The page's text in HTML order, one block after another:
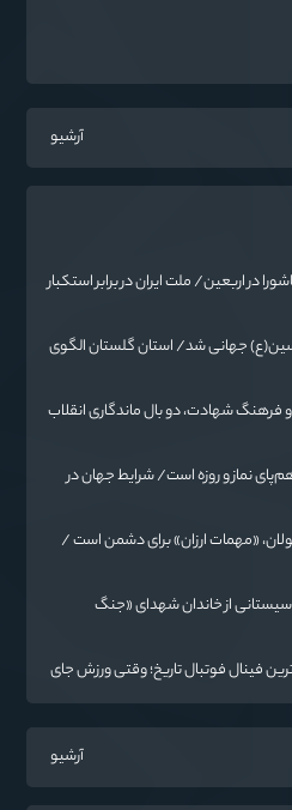
آرشیو
در اربعین/ ملت ایران در برابر استکبار
جهانی شد/ استان گلستان الگوی
فرهنگ شهادت، دو بال ماندگاری انقلاب
نماز و روزه است/ شرایط جهان در
«مهمات ارزان» برای دشمن است /
نمایندگان حضرت آیت‌الله العظمی سیستانی از خاندان شهدای «جنگ
فینال فوتبال تاریخ؛ وقتی ورزش جای
آرشیو